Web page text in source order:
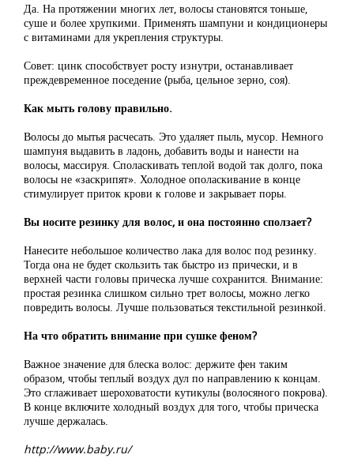
Да. На протяжении многих лет, волосы становятся тоньше,
суше и более хрупкими. Применять шампуни и кондиционеры
с витаминами для укрепления структуры.
Совет: цинк способствует росту изнутри, останавливает
преждевременное поседение (рыба, цельное зерно, соя).
Как мыть голову правильно.
Волосы до мытья расчесать. Это удаляет пыль, мусор. Немного
шампуня выдавить в ладонь, добавить воды и нанести на
волосы, массируя. Споласкивать теплой водой так долго, пока
волосы не «заскрипят». Холодное ополаскивание в конце
стимулирует приток крови к голове и закрывает поры.
Вы носите резинку для волос, и она постоянно сползает?
Нанесите небольшое количество лака для волос под резинку.
Тогда она не будет скользить так быстро из прически, и в
верхней части головы прическа лучше сохранится. Внимание:
простая резинка слишком сильно трет волосы, можно легко
повредить волосы. Лучше пользоваться текстильной резинкой.
На что обратить внимание при сушке феном?
Важное значение для блеска волос: держите фен таким
образом, чтобы теплый воздух дул по направлению к концам.
Это сглаживает шероховатости кутикулы (волосяного покрова).
В конце включите холодный воздух для того, чтобы прическа
лучше держалась.
http://www.baby.ru/